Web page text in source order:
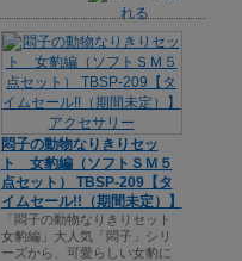
悶子の動物なりきりセッ
ト 女豹編（ソフトＳＭ５
点セット） TBSP-209【タ
イムセール!!（期間未定）】
「悶子の動物なりきりセット
女豹編」大人気「悶子」シリ
ーズから、可愛らしい女豹に